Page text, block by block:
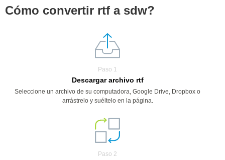
Cómo convertir rtf a sdw?
Paso 1
Descargar archivo rtf
Seleccione un archivo de su computadora, Google Drive, Dropbox o
arrástrelo y suéltelo en la página.
Paso 2